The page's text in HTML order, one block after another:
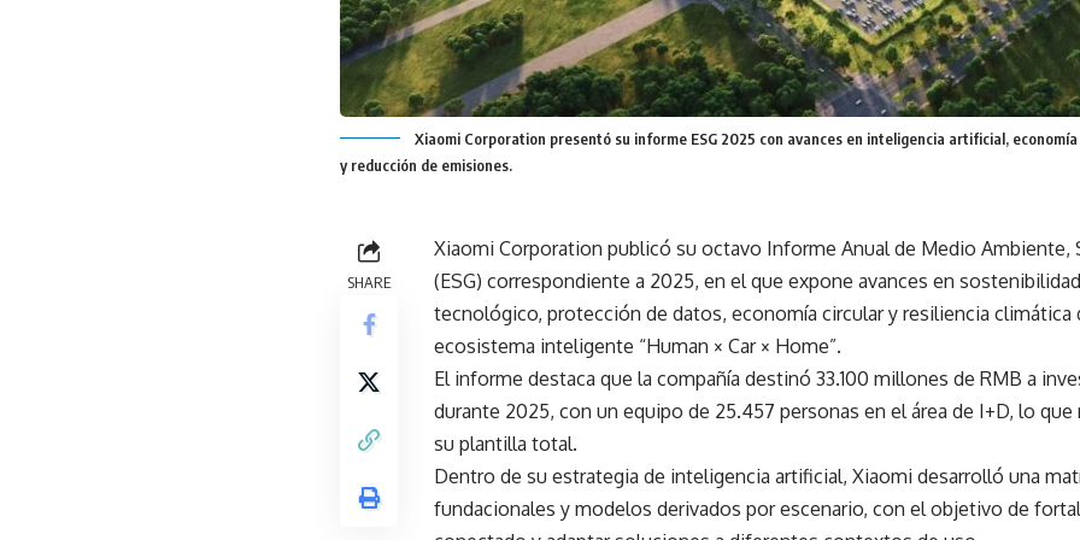
Xiaomi Corporation presentó su informe ESG 2025 con avances en inteligencia artificial,
y reducción de emisiones.
SHARE
Xiaomi Corporation publicó su octavo Informe Anual de Medio Ambiente,
(ESG) correspondiente a 2025, en el que expone avances en
tecnológico, protección de datos, economía circular y resiliencia climática
ecosistema inteligente “Human × Car × Home”.
El informe destaca que la compañía destinó 33.100 millones de RMB a
durante 2025, con un equipo de 25.457 personas en el área de I+D, lo
su plantilla total.
Dentro de su estrategia de inteligencia artificial, Xiaomi desarrolló una
fundacionales y modelos derivados por escenario, con el objetivo de